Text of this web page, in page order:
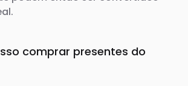
comprar presentes do